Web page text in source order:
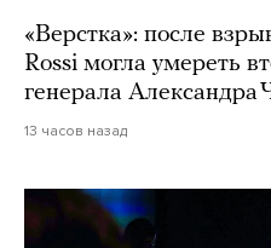
«Верстка»: после
Rossi могла умереть
генерала Александра
13 часов назад